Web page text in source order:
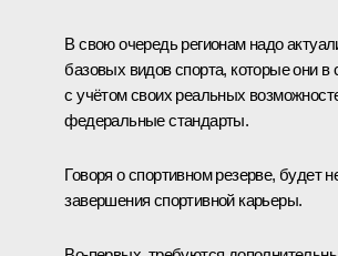
В свою очередь регионам надо
базовых видов спорта, которые они
с учётом своих реальных
федеральные стандарты.
Говоря о спортивном резерве, будет
завершения спортивной карьеры.